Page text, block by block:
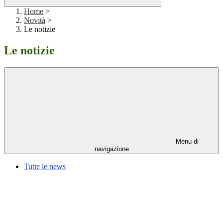
Home >
Novità >
Le notizie
Le notizie
Menu di
navigazione
Tutte le news